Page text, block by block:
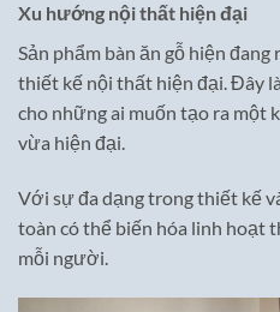
Xu hướng nội thất hiện đại
Sản phẩm bàn ăn gỗ hiện
thiết kế nội thất hiện đại. Đây
cho những ai muốn tạo ra một
vừa hiện đại.
Với sự đa dạng trong thiết kế
toàn có thể biến hóa linh hoạt
mỗi người.